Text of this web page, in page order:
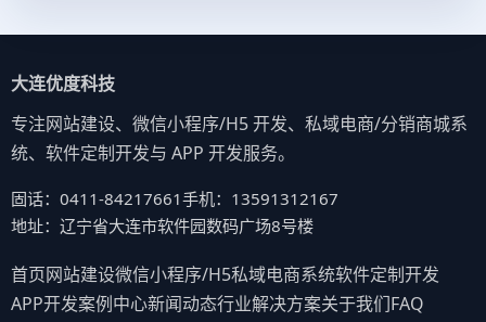
大连优度科技
专注网站建设、微信小程序/H5 开发、私域电商/分销商城系
统、软件定制开发与 APP 开发服务。
固话：0411-84217661手机：13591312167
地址：辽宁省大连市软件园数码广场8号楼
首页网站建设微信小程序/H5私域电商系统软件定制开发
APP开发案例中心新闻动态行业解决方案关于我们FAQ